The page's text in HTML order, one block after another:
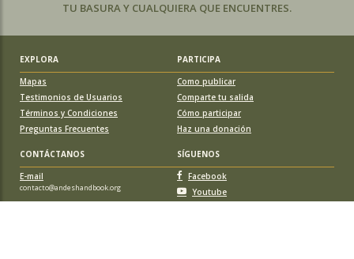
TU BASURA Y CUALQUIERA QUE ENCUENTRES.
EXPLORA
PARTICIPA
Mapas
Testimonios de Usuarios
Términos y Condiciones
Preguntas Frecuentes
Como publicar
Comparte tu salida
Cómo participar
Haz una donación
CONTÁCTANOS
SÍGUENOS
E-mail
contacto@andeshandbook.org
Facebook
Youtube